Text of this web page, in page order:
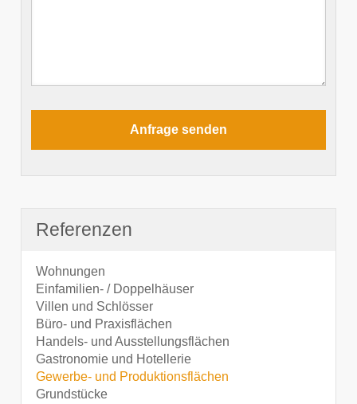
Referenzen
Wohnungen
Einfamilien- / Doppelhäuser
Villen und Schlösser
Büro- und Praxisflächen
Handels- und Ausstellungsflächen
Gastronomie und Hotellerie
Gewerbe- und Produktionsflächen
Grundstücke